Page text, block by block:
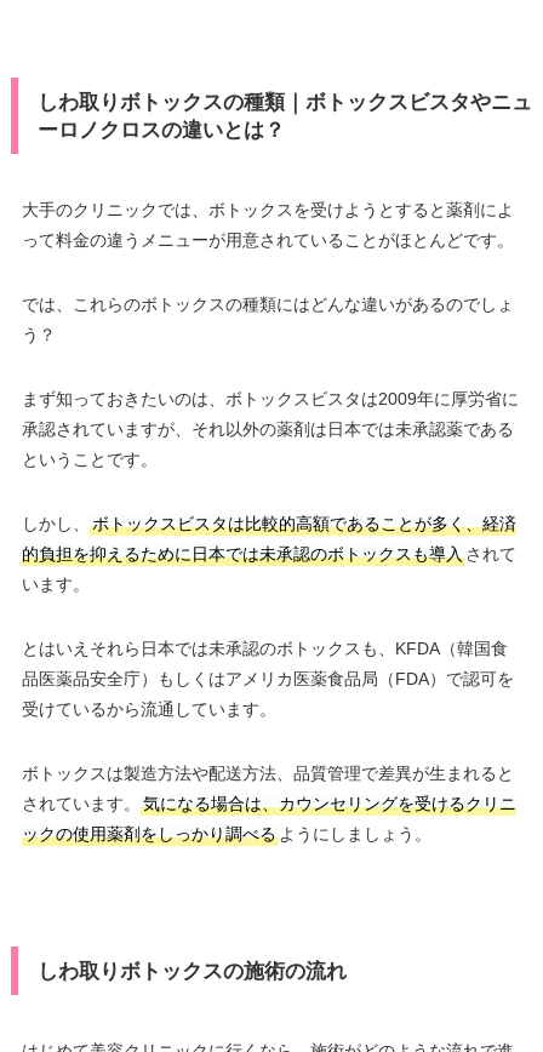
しわ取りボトックスの種類｜ボトックスビスタやニュ
ーロノクロスの違いとは？
大手のクリニックでは、ボトックスを受けようとすると薬剤によ
って料金の違うメニューが用意されていることがほとんどです。
では、これらのボトックスの種類にはどんな違いがあるのでしょ
う？
まず知っておきたいのは、ボトックスビスタは2009年に厚労省に
承認されていますが、それ以外の薬剤は日本では未承認薬である
ということです。
しかし、
ボトックスビスタは比較的高額であることが多く、経済
的負担を抑えるために日本では未承認のボトックスも導入されて
います。
とはいえそれら日本では未承認のボトックスも、KFDA（韓国食
品医薬品安全庁）もしくはアメリカ医薬食品局（FDA）で認可を
受けているから流通しています。
ボトックスは製造方法や配送方法、品質管理で差異が生まれると
されています。
気になる場合は、カウンセリングを受けるクリニ
ックの使用薬剤をしっかり調べるようにしましょう。
しわ取りボトックスの施術の流れ